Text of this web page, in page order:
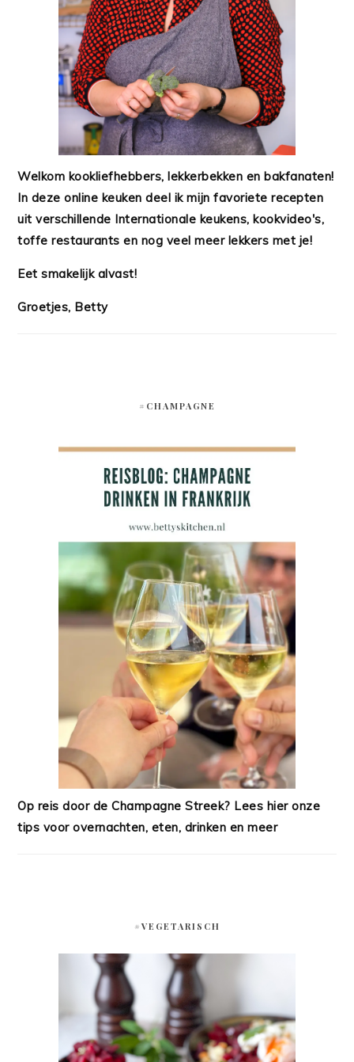
Welkom kookliefhebbers, lekkerbekken en bakfanaten!
In deze online keuken deel ik mijn favoriete recepten
uit verschillende Internationale keukens, kookvideo's,
toffe restaurants en nog veel meer lekkers met je!
Eet smakelijk alvast!
Groetjes, Betty
#CHAMPAGNE
Op reis door de Champagne Streek? Lees hier onze
tips voor overnachten, eten, drinken en meer
#VEGETARISCH